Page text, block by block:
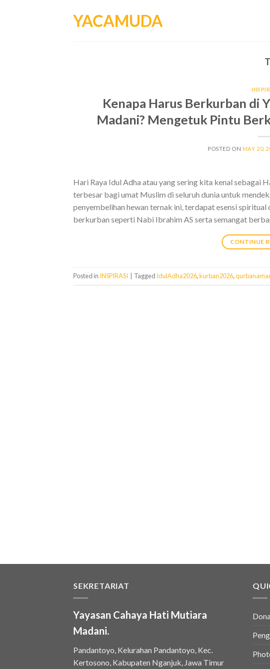
YACAMUDA
Kenapa Harus Berkurban di
Madani? Mengetuk Pintu
POSTED ON MAY 20,
Hari Raya Idul Adha atau yang sering kita kenal sebagai
terbesar bagi umat Muslim di seluruh dunia untuk
penyembelihan hewan ternak ini, terdapat esensi spiritual
berkurban seperti Nabi Ibrahim AS serta semangat
CONTINUE
Posted in INSPIRASI Tagged IdulAdha2026,kurban2026,
SEKRETARIAT
Yayasan Cahaya Hati Mutiara
Madani.
Pandantoyo, Kelurahan Pandantoyo, Kec.
Kertosono, Kabupaten Nganjuk, Jawa Timur